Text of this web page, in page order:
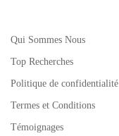
Qui Sommes Nous
Top Recherches
Politique de confidentialité
Termes et Conditions
Témoignages